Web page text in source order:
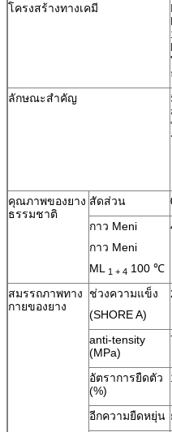
โครงสร้างทางเคมี
ลักษณะสำคัญ
คุณภาพของยาง
ธรรมชาติ
สัดส่วน
กาว Meni
กาว Meni
ML
1 + 4 100 ℃
สมรรถภาพทาง
กายของยาง
ช่วงความแข็ง
(SHORE A)
anti-tensity
(MPa)
อัตราการยืดตัว
(%)
อีกความยืดหยุ่น